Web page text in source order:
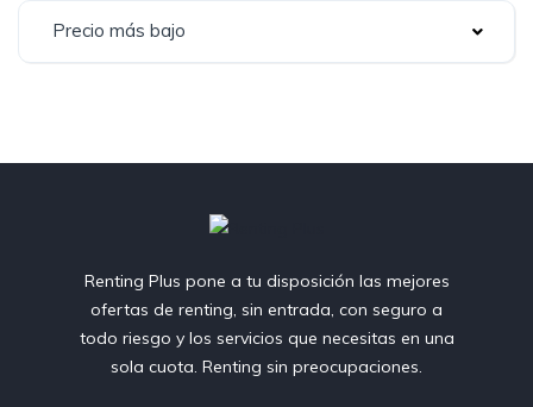
Precio más bajo
Renting Plus pone a tu disposición las mejores
ofertas de renting, sin entrada, con seguro a
todo riesgo y los servicios que necesitas en una
sola cuota. Renting sin preocupaciones.